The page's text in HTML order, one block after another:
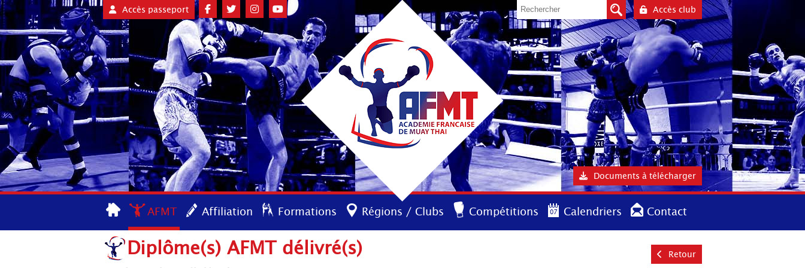
Accès passeport Accès club
Documents à télécharger
AFMT Affiliation Formations Régions / Clubs Compétitions Calendriers Contact
Diplôme(s) AFMT délivré(s) Retour